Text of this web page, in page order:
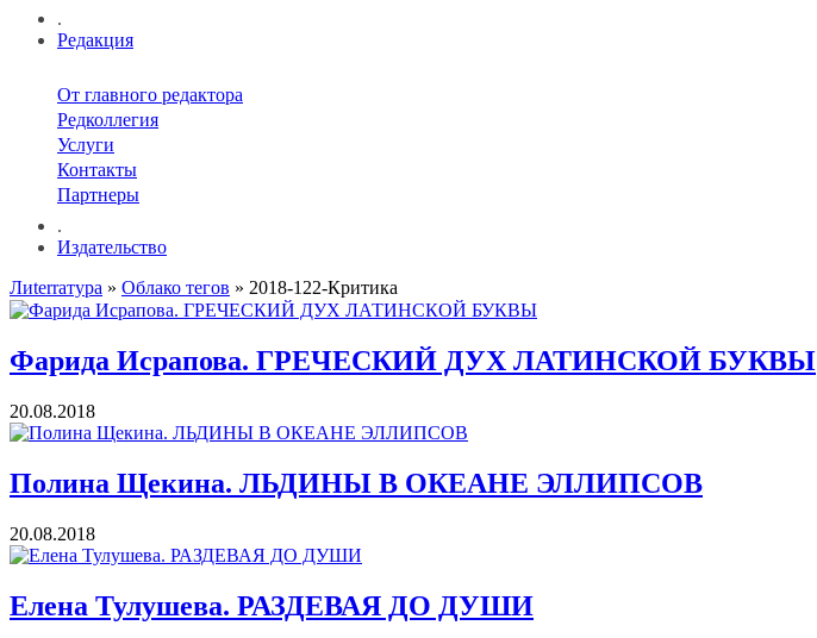
.
Редакция
От главного редактора
Редколлегия
Услуги
Контакты
Партнеры
.
Издательство
Лиterraтура » Облако тегов » 2018-122-Критика
Фарида Исрапова. ГРЕЧЕСКИЙ ДУХ ЛАТИНСКОЙ БУКВЫ
20.08.2018
Полина Щекина. ЛЬДИНЫ В ОКЕАНЕ ЭЛЛИПСОВ
20.08.2018
Елена Тулушева. РАЗДЕВАЯ ДО ДУШИ